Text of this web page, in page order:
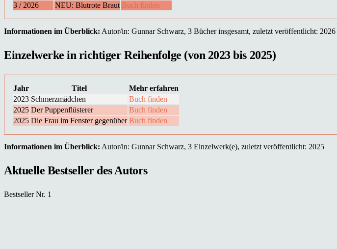
3 / 2026
NEU: Blutrote Braut Buch finden
Informationen im Überblick: Autor/in: Gunnar Schwarz, 3 Bücher insgesamt, zuletzt veröffentlicht: 2026
Einzelwerke in richtiger Reihenfolge (von 2023 bis 2025)
Jahr Titel
Mehr erfahren
2023 Schmerzmädchen
Buch finden
2025 Der Puppenflüsterer
Buch finden
2025 Die Frau im Fenster gegenüber Buch finden
Informationen im Überblick: Autor/in: Gunnar Schwarz, 3 Einzelwerk(e), zuletzt veröffentlicht: 2025
Aktuelle Bestseller des Autors
Bestseller Nr. 1